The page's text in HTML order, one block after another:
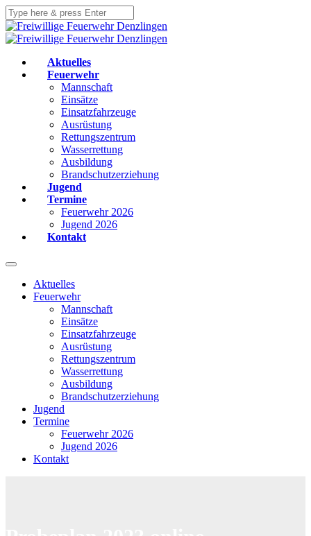
Aktuelles
Feuerwehr
Mannschaft
Einsätze
Einsatzfahrzeuge
Ausrüstung
Rettungszentrum
Wasserrettung
Ausbildung
Brandschutzerziehung
Jugend
Termine
Feuerwehr 2026
Jugend 2026
Kontakt
Aktuelles
Feuerwehr
Mannschaft
Einsätze
Einsatzfahrzeuge
Ausrüstung
Rettungszentrum
Wasserrettung
Ausbildung
Brandschutzerziehung
Jugend
Termine
Feuerwehr 2026
Jugend 2026
Kontakt